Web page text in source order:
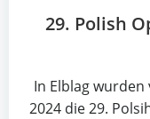
29. Polish
In Elb­lag
2024 die 29.